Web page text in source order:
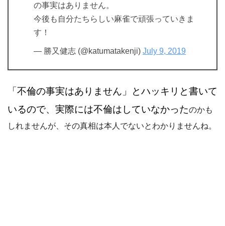
の事実はありません。
今後も自分たちらしい麻雀で頑張っていきま
す！
— 勝又健志 (@katumatakenji) July 9, 2019
「不倫の事実はありません」とハッキリと書いて
いるので、実際には不倫はしていなかったのかも
しれませんが、その真相は本人でないとわかりませんね。